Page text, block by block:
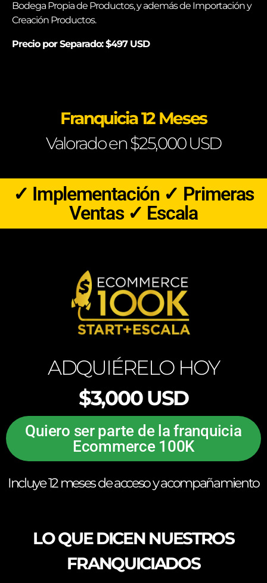
Bodega Propia de Productos, y además de Importación y
Creación Productos.
Precio por Separado: $497 USD
Franquicia 12 Meses
Valorado en $25,000 USD
✓ Implementación ✓ Primeras
Ventas ✓ Escala
ADQUIÉRELO HOY
$3,000 USD
Quiero ser parte de la franquicia
Ecommerce 100K
Incluye 12 meses de acceso y acompañamiento
LO QUE DICEN NUESTROS
FRANQUICIADOS